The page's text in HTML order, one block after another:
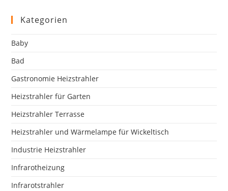
Kategorien
Baby
Bad
Gastronomie Heizstrahler
Heizstrahler für Garten
Heizstrahler Terrasse
Heizstrahler und Wärmelampe für Wickeltisch
Industrie Heizstrahler
Infrarotheizung
Infrarotstrahler